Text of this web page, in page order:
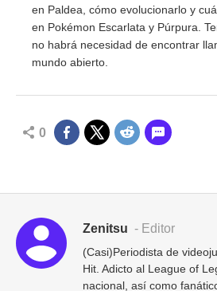
en Paldea, cómo evolucionarlo y
en Pokémon Escarlata y Púrpura.
no habrá necesidad de encontrar
mundo abierto.
0
Zenitsu - Editor
(Casi)Periodista de
Hit. Adicto al League of
nacional, así como